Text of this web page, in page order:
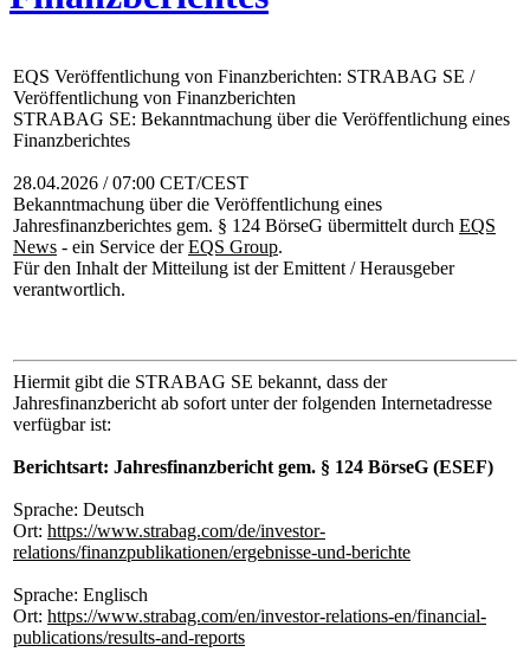
EQS Veröffentlichung von Finanzberichten: STRABAG SE /
Veröffentlichung von Finanzberichten
STRABAG SE: Bekanntmachung über die Veröffentlichung eines
Finanzberichtes
28.04.2026 / 07:00 CET/CEST
Bekanntmachung über die Veröffentlichung eines
Jahresfinanzberichtes gem. § 124 BörseG übermittelt durch EQS
News - ein Service derEQS Group.
Für den Inhalt der Mitteilung ist der Emittent / Herausgeber
verantwortlich.
Hiermit gibt die STRABAG SE bekannt, dass der
Jahresfinanzbericht ab sofort unter der folgenden Internetadresse
verfügbar ist:
Berichtsart: Jahresfinanzbericht gem. § 124 BörseG (ESEF)
Sprache: Deutsch
Ort: https://www.strabag.com/de/investor-
relations/finanzpublikationen/ergebnisse-und-berichte
Sprache: Englisch
Ort: https://www.strabag.com/en/investor-relations-en/financial-
publications/results-and-reports